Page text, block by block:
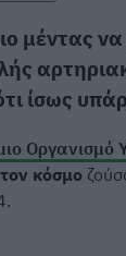
μέντας
ίσως
Οργανισμό
κόσμο